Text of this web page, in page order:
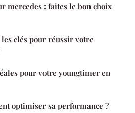
mercedes : faites le bon choix
les clés pour réussir votre
pour votre youngtimer en
optimiser sa performance ?